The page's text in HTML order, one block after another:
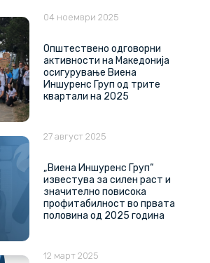
Општествено одговорни
активности на Македонија
осигурување Виена
Иншуренс Груп од трите
квартали на 2025
04 ноември 2025
„Виена Иншуренс Груп“
известува за силен раст и
значително повисока
профитабилност во првата
половина од 2025 година
27 август 2025
12 март 2025